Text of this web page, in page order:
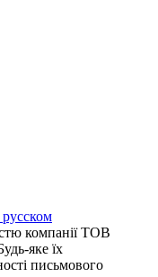
русском
компанії ТОВ
яке їх
письмового